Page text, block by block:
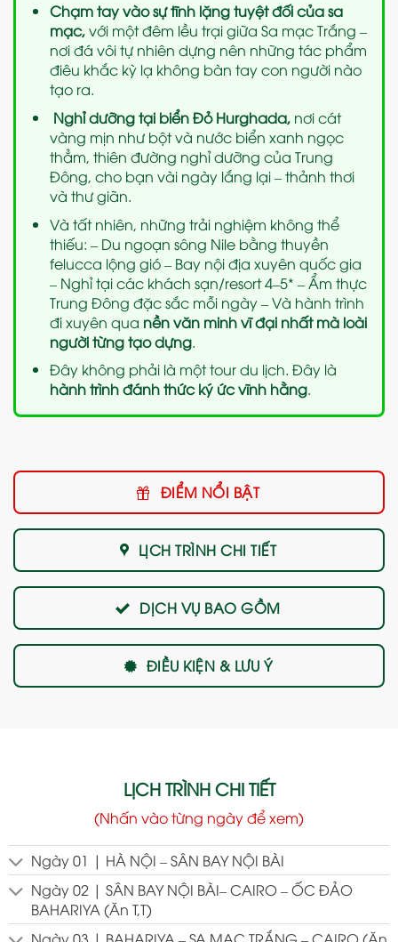
Chạm tay vào sự tĩnh lặng tuyệt đối của sa
mạc,với một đêm lều trại giữa Sa mạc Trắng –
nơi đá vôi tự nhiên dựng nên những tác phẩm
điêu khắc kỳ lạ không bàn tay con người nào
tạo ra.
Nghỉ dưỡng tại biển Đỏ Hurghada,nơi cát
vàng mịn như bột và nước biển xanh ngọc
thẳm, thiên đường nghỉ dưỡng của Trung
Đông, cho bạn vài ngày lắng lại – thảnh thơi
và thư giãn.
Và tất nhiên, những trải nghiệm không thể
thiếu: – Du ngoạn sông Nile bằng thuyền
felucca lộng gió – Bay nội địa xuyên quốc gia
– Nghỉ tại các khách sạn/resort 4–5* – Ẩm thực
Trung Đông đặc sắc mỗi ngày – Và hành trình
đi xuyên qua nền văn minh vĩ đại nhất mà loài
người từng tạo dựng.
Đây không phải là một tour du lịch. Đây là
hành trình đánh thức ký ức vĩnh hằng.
LỊCH TRÌNH CHI TIẾT
(Nhấn vào từng ngày để xem)
Ngày 01 | HÀ NỘI – SÂN BAY NỘI BÀI
Ngày 02 | SÂN BAY NỘI BÀI– CAIRO – ỐC ĐẢO
BAHARIYA (Ăn T,T)
ĐIỂM NỔI BẬT
LỊCH TRÌNH CHI TIẾT
DỊCH VỤ BAO GỒM
ĐIỀU KIỆN & LƯU Ý